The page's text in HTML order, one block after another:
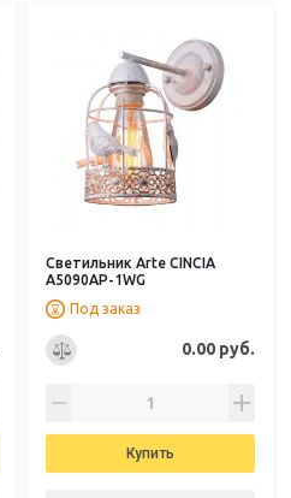
Светильник Arte CINCIA
A5090AP-1WG
Под заказ
0.00 руб.
Купить